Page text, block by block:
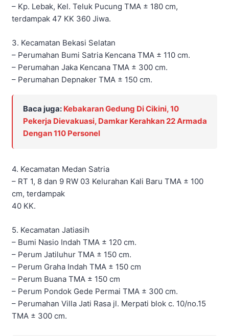
– Kp. Lebak, Kel. Teluk Pucung TMA ± 180 cm,
terdampak 47 KK 360 Jiwa.
3. Kecamatan Bekasi Selatan
– Perumahan Bumi Satria Kencana TMA ± 110 cm.
– Perumahan Jaka Kencana TMA ± 300 cm.
– Perumahan Depnaker TMA ± 150 cm.
Baca juga: Kebakaran Gedung Di Cikini, 10
Pekerja Dievakuasi, Damkar Kerahkan 22 Armada
Dengan 110 Personel
4. Kecamatan Medan Satria
– RT 1, 8 dan 9 RW 03 Kelurahan Kali Baru TMA ± 100
cm, terdampak
40 KK.
5. Kecamatan Jatiasih
– Bumi Nasio Indah TMA ± 120 cm.
– Perum Jatiluhur TMA ± 150 cm.
– Perum Graha Indah TMA ± 150 cm
– Perum Buana TMA ± 150 cm
– Perum Pondok Gede Permai TMA ± 300 cm.
– Perumahan Villa Jati Rasa jl. Merpati blok c. 10/no.15
TMA ± 300 cm.